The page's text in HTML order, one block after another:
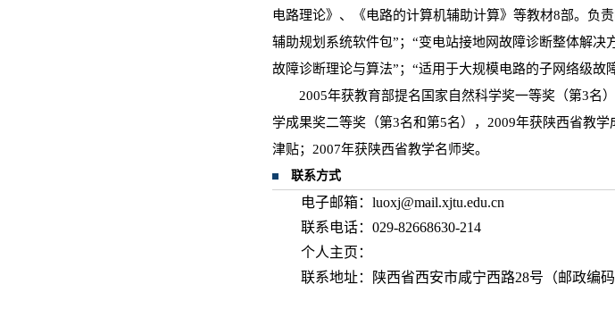
电路理论》、《电路的计算机辅助计算》等教材8部。负
辅助规划系统软件包”；“变电站接地网故障诊断整体解
故障诊断理论与算法”；“适用于大规模电路的子网络级故
2005年获教育部提名国家自然科学奖一等奖（第3名
学成果奖二等奖（第3名和第5名），2009年获陕西省教
津贴；2007年获陕西省教学名师奖。
联系方式
电子邮箱：luoxj@mail.xjtu.edu.cn
联系电话：029-82668630-214
个人主页：
联系地址：陕西省西安市咸宁西路28号（邮政编